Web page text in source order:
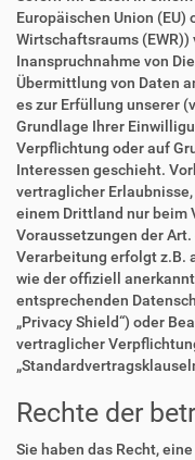
Europäischen Union (EU)
Wirtschaftsraums
Inanspruchnahme von
Übermittlung von Daten
es zur Erfüllung unserer
Grundlage Ihrer
Verpflichtung oder auf
Interessen geschieht.
vertraglicher
einem Drittland nur beim
Voraussetzungen der Art.
Verarbeitung erfolgt z.B.
wie der offiziell
entsprechenden
„Privacy Shield“) oder
vertraglicher
Rechte der
Sie haben das Recht,